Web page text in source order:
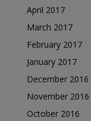
April 2017
March 2017
February 2017
January 2017
December 2016
November 2016
October 2016